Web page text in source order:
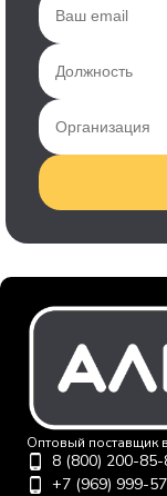
Оптовый поставщик
8 (800) 200-
+7 (969) 999-